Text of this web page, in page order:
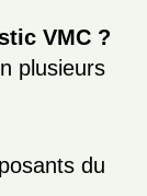
VMC ?
plusieurs
du